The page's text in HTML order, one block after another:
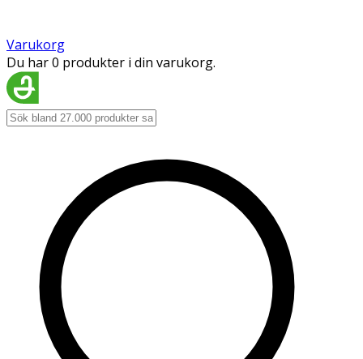
Varukorg
Du har 0 produkter i din varukorg.